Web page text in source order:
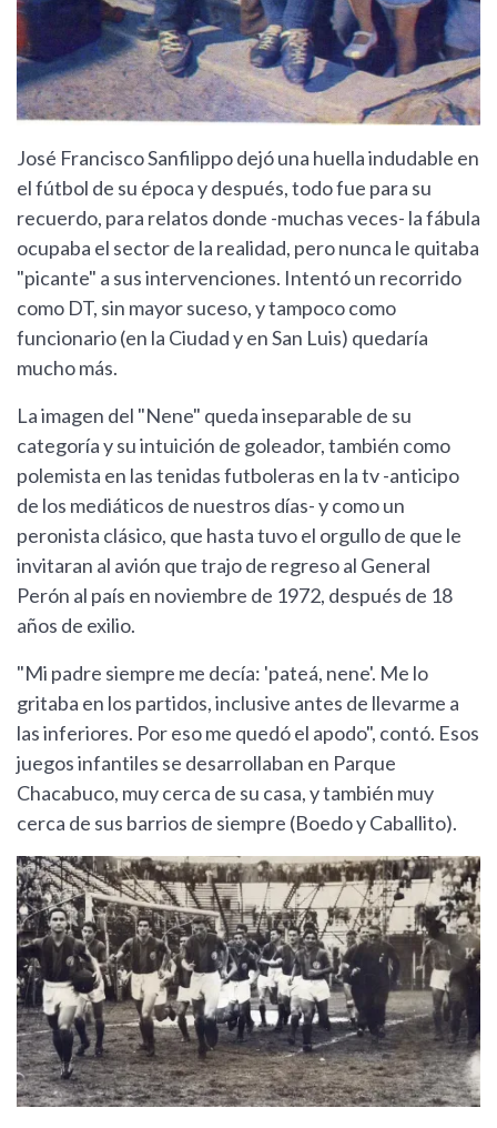
José Francisco Sanfilippo dejó una huella indudable en
el fútbol de su época y después, todo fue para su
recuerdo, para relatos donde -muchas veces- la fábula
ocupaba el sector de la realidad, pero nunca le quitaba
"picante" a sus intervenciones. Intentó un recorrido
como DT, sin mayor suceso, y tampoco como
funcionario (en la Ciudad y en San Luis) quedaría
mucho más.
La imagen del "Nene" queda inseparable de su
categoría y su intuición de goleador, también como
polemista en las tenidas futboleras en la tv -anticipo
de los mediáticos de nuestros días- y como un
peronista clásico, que hasta tuvo el orgullo de que le
invitaran al avión que trajo de regreso al General
Perón al país en noviembre de 1972, después de 18
años de exilio.
"Mi padre siempre me decía: 'pateá, nene'. Me lo
gritaba en los partidos, inclusive antes de llevarme a
las inferiores. Por eso me quedó el apodo", contó. Esos
juegos infantiles se desarrollaban en Parque
Chacabuco, muy cerca de su casa, y también muy
cerca de sus barrios de siempre (Boedo y Caballito).